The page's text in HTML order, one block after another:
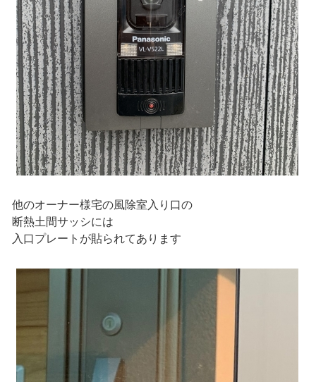
他のオーナー様宅の風除室入り口の
断熱土間サッシには
入口プレートが貼られてあります